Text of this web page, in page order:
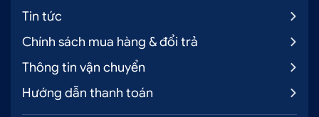
Tin tức
Chính sách mua hàng & đổi trả
Thông tin vận chuyển
Hướng dẫn thanh toán